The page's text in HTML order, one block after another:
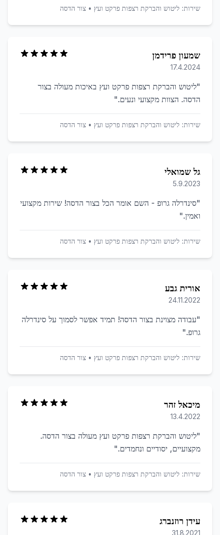
שירות: ליטוש והברקת רצפות פרקט ועץ • צור הדסה
שמעון פרידמן
17.4.2024
"ליטוש והברקת רצפות פרקט ועץ באיכות מעולה בצור
הדסה. הצוות מקצועי ונעים."
שירות: ליטוש והברקת רצפות פרקט ועץ • צור הדסה
גל שמואלי
5.9.2023
"סינדרלה גרופ - השם אומר הכל בצור הדסה! שירות מקצועי
ואמין."
שירות: ליטוש והברקת רצפות פרקט ועץ • צור הדסה
אורית גבע
24.11.2022
"עבודה מצוינת בצור הדסה! תמיד אפשר לסמוך על סינדרלה
גרופ."
שירות: ליטוש והברקת רצפות פרקט ועץ • צור הדסה
מיכאל זהר
13.4.2022
"ליטוש והברקת רצפות פרקט ועץ מעולה בצור הדסה.
מקצועיים, יסודיים ונחמדים."
שירות: ליטוש והברקת רצפות פרקט ועץ • צור הדסה
עידן רוזנברג
31.8.2021